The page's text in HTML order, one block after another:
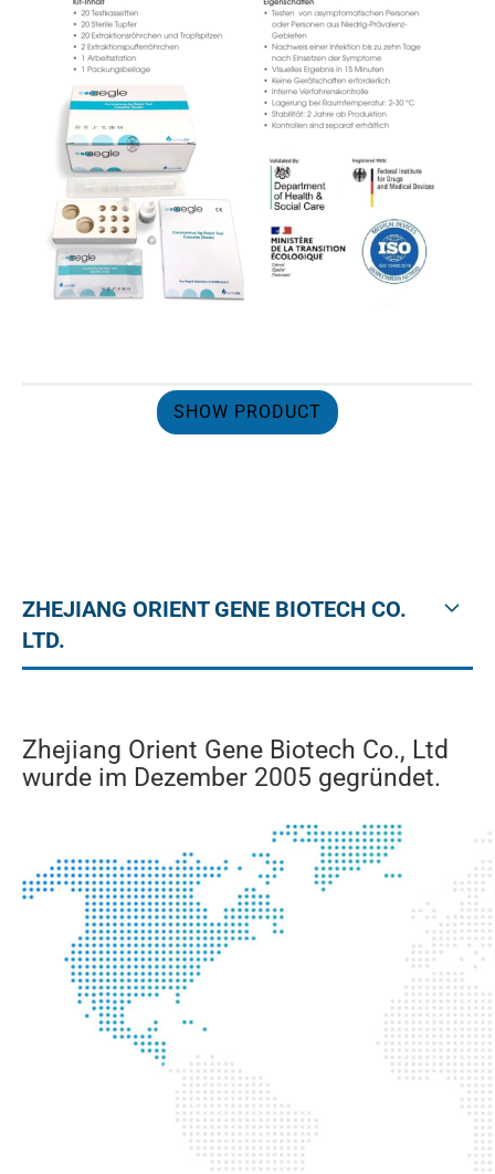
SHOW PRODUCT
ZHEJIANG ORIENT GENE BIOTECH CO.
LTD.
Zhejiang Orient Gene Biotech Co., Ltd
wurde im Dezember 2005 gegründet.